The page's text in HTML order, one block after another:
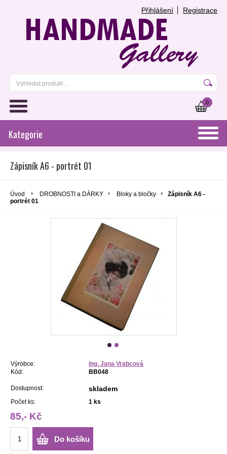
Přihlášení Registrace
0
Kategorie
Zápisník A6 - portrét 01
Úvod DROBNOSTI a DÁRKY Bloky a bločky
Zápisník A6 -
portrét 01
Výrobce:
Ing. Jana Vrabcová
Kód:
BB048
Dostupnost: skladem
Počet ks: 1 ks
85,- Kč
Do košíku